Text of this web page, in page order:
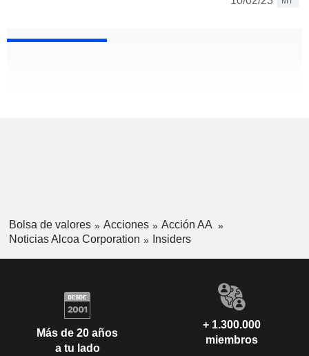
Bolsa de valores Acciones
Acción AA
Noticias Alcoa Corporation
Insiders
Más de 20 años
a tu lado
+ 1.300.000
miembros